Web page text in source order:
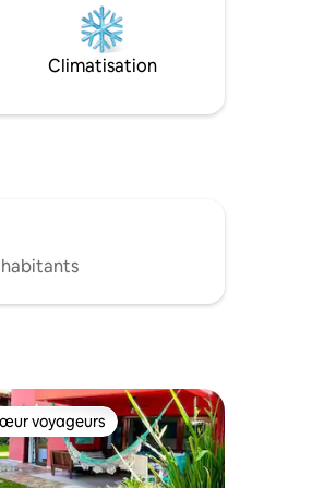
et de larges portes
la terrasse pour que la
un grand balcon avec
privé Endroit calme et
Climatisation
habitants
voyageurs
voyageurs